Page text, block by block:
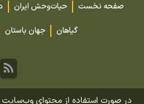
صفحه نخست حیات‌وحش ایران
گیاهان
جهان باستان
در صورت استفاده از محتوای وب‌سایت